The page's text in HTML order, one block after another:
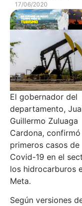
17/06/2020
El gobernador del
departamento,
Guillermo Zuluaga
Cardona,
primeros casos de
Covid-19 en el
los hidrocarburos
Meta.
Según versiones